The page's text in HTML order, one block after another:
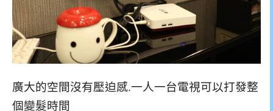
廣大的空間沒有壓迫感.一人一台電視可以打發整
個變髮時間